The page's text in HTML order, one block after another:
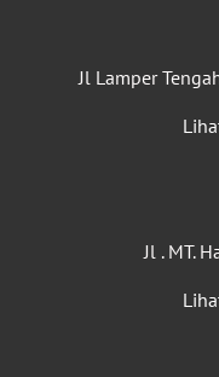
Jl Lamper
Jl . MT.